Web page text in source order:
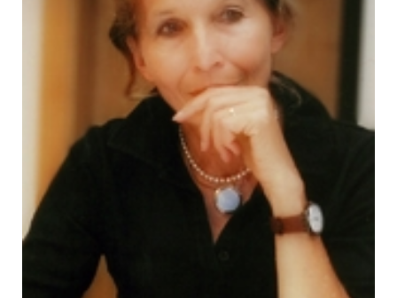
Der Welt entlangim Realen und im
Reich der Phantasie - eine
großartige
literarische Spurensuche, die Vertrautes
und Fremdes in ein neues Licht rückt.
Fotografien von Wolf Steinwendtner zeigen
Mensch und Landschaft noch einmal auf
andere Weise.
Eine literarische Entdeckungsreise der
besonderen Art!